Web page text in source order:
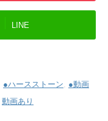
LINE
●ハースストーン, ●動画
動画あり